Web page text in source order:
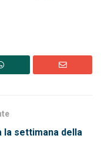
la settimana della